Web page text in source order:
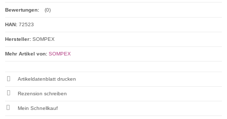
Bewertungen: (0)
HAN: 72523
Hersteller: SOMPEX
Mehr Artikel von: SOMPEX
Artikeldatenblatt drucken
Rezension schreiben
Mein Schnellkauf